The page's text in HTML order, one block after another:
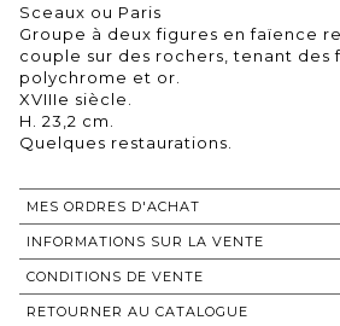
Sceaux ou Paris
Groupe à deux figures en faïence
couple sur des rochers, tenant des
polychrome et or.
XVIIIe siècle.
H. 23,2 cm.
MES ORDRES D'ACHAT
INFORMATIONS SUR LA VENTE
CONDITIONS DE VENTE
RETOURNER AU CATALOGUE